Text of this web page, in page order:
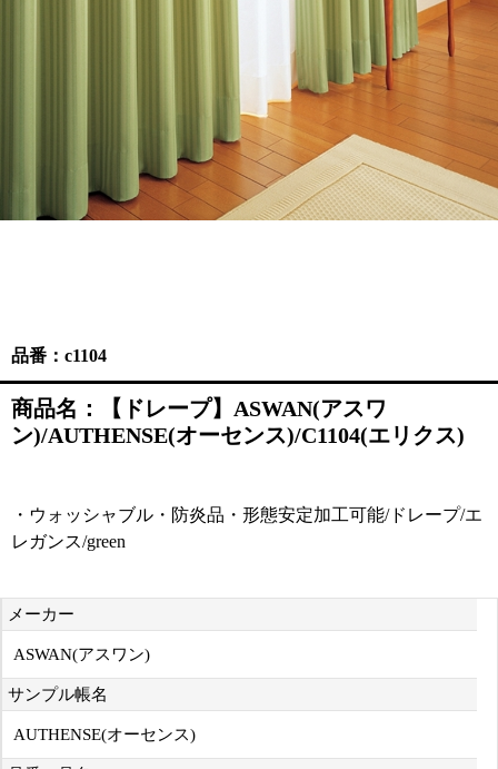
品番：c1104
商品名：【ドレープ】ASWAN(アスワ
ン)/AUTHENSE(オーセンス)/C1104(エリクス)
・ウォッシャブル・防炎品・形態安定加工可能/ドレープ/エ
レガンス/green
メーカー
ASWAN(アスワン)
サンプル帳名
AUTHENSE(オーセンス)